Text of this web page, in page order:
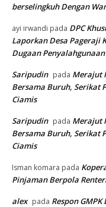
berselingkuh Dengan
ayi irwandi pada DPC
Laporkan Desa Pageraji
Dugaan
Saripudin pada Merajut
Bersama Buruh, Serikat
Ciamis
Saripudin pada Merajut
Bersama Buruh, Serikat
Ciamis
Isman komara pada
Pinjaman Berpola
alex pada Respon